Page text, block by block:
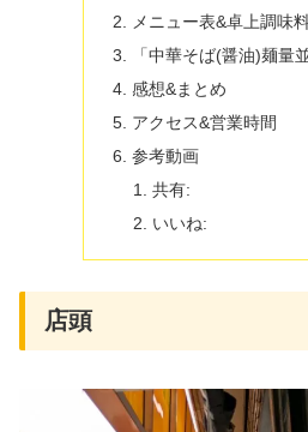
メニュー表&卓上調味
「中華そば(醤油)麺量
感想&まとめ
アクセス&営業時間
参考動画
共有:
いいね:
店頭